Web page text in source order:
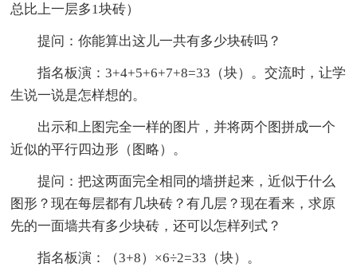
总比上一层多1块砖）
提问：你能算出这儿一共有多少块砖吗？
指名板演：3+4+5+6+7+8=33（块）。交流时，让学
生说一说是怎样想的。
出示和上图完全一样的图片，并将两个图拼成一个
近似的平行四边形（图略）。
提问：把这两面完全相同的墙拼起来，近似于什么
图形？现在每层都有几块砖？有几层？现在看来，求原
先的一面墙共有多少块砖，还可以怎样列式？
指名板演：（3+8）×6÷2=33（块）。